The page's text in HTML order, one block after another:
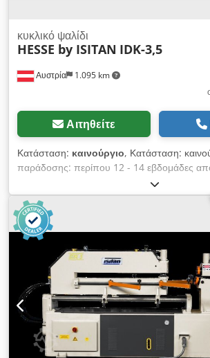
Αυστρία 1.095 km
κυκλικό ψαλίδι
HESSE by ISITAN IDK-3,5
Αιτηθείτε
Κατάσταση: καινούργιο, Κατάσταση:
παράδοσης: περίπου 12 - 14 εβδομάδες
Χώρα προέλευσης: Τουρκία Τιμή: 13.900 €
266,88 € Μέγιστο πάχος λαμαρίνας -
χάλυβας: 3,5 mm Προεξοχή: 750 mm
Ταχύτητα: 6,1 m/min Μήκος: 2000 mm
Ύψος: 1400 mm Βάρος: 750 kg Ελάχιστη/
κυκλώματος: 200/1200 mm Πλαίσιο από
χαλύβδινη κατασκευή Λεπίδες από ειδικό
Sn Hsfsck Μεγάλη διάρκεια ζωής
άξονες Μοτέρ με γρανάζια και φρένο
διαμέτρου κοπής με μηχανοκίνητη ισχύ
ελέγχου Σύστημα κοπής εσωτερικής
σύμφωνα με τους κανονισμούς CE